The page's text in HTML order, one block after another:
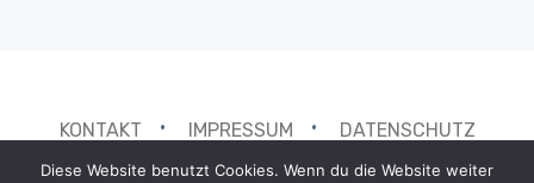
KONTAKT IMPRESSUM DATENSCHUTZ
Diese Website benutzt Cookies. Wenn du die Website weiter